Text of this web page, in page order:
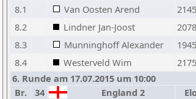
8.1
Van Oosten Arend 2145
8.2
Lindner Jan-Joost 2078
8.3
Munninghoff Alexander 1945
8.4
Westerveld Wim 2175
6. Runde am 17.07.2015 um 10:00
Br.
34 England 2